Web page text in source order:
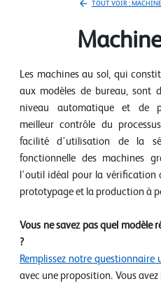
TOUT VOIR :
Les machines au sol, qui
aux modèles de bureau, sont
niveau automatique et de
meilleur contrôle du
facilité d'utilisation de la
fonctionnelle des machines
l'outil idéal pour la vérification
prototypage et la production à
Vous ne savez pas quel modèle
?
Remplissez notre questionnaire
avec une proposition. Vous